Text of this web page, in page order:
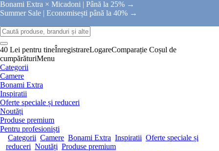
Bonami Extra × Micadoni | Până la 25% →
Summer Sale | Economisești până la 40% →
40 Lei pentru tineÎnregistrareLogareComparație Coșul de
cumpărăturiMenu
Categorii
Camere
Bonami Extra
Inspiratii
Oferte speciale și reduceri
Noutăți
Produse premium
Pentru profesioniști
Categorii Camere Bonami Extra Inspiratii Oferte speciale și
reduceri Noutăți Produse premium